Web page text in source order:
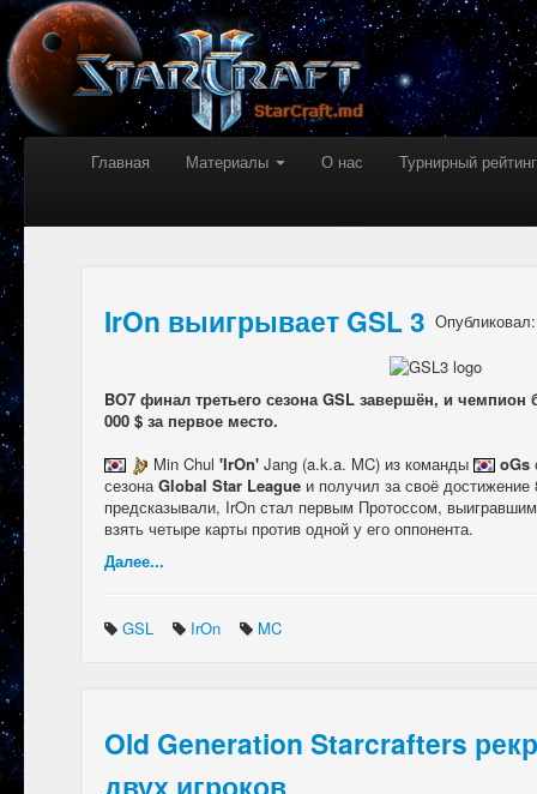
Главная Материалы О нас Турнирный рейтинг
IrOn выигрывает GSL 3
BO7 финал третьего сезона GSL завершён, и
000 $ за первое место.
Min Chul 'IrOn' Jang (a.k.a. MC) из команды oGs
сезона Global Star League и получил за своё
предсказывали, IrOn стал первым Протоссом,
взять четыре карты против одной у его оппонента.
Далее...
GSL IrOn MC
Old Generation Starcrafters
двух игроков